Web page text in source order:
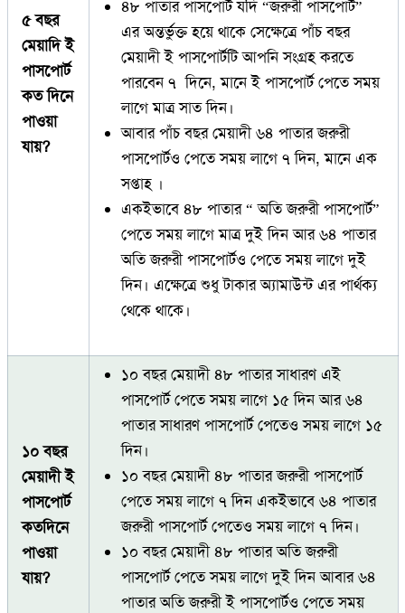
৫ বছর
মেয়াদি ই
পাসপোর্ট
কত দিনে
পাওয়া
যায়?
৪৮ পাতার পাসপোর্ট যদি “জরুরী পাসপোর্ট”
এর অন্তর্ভুক্ত হয়ে থাকে সেক্ষেত্রে পাঁচ বছর
মেয়াদী ই পাসপোর্টটি আপনি সংগ্রহ করতে
পারবেন ৭ দিনে, মানে ই পাসপোর্ট পেতে সময়
লাগে মাত্র সাত দিন।
আবার পাঁচ বছর মেয়াদী ৬৪ পাতার জরুরী
পাসপোর্টও পেতে সময় লাগে ৭ দিন, মানে এক
সপ্তাহ ।
একইভাবে ৪৮ পাতার “ অতি জরুরী পাসপোর্ট”
পেতে সময় লাগে মাত্র দুই দিন আর ৬৪ পাতার
অতি জরুরী পাসপোর্টও পেতে সময় লাগে দুই
দিন। এক্ষেত্রে শুধু টাকার অ্যামাউন্ট এর পার্থক্য
থেকে থাকে।
১০ বছর
মেয়াদী ই
পাসপোর্ট
কতদিনে
পাওয়া
যায়?
১০ বছর মেয়াদী ৪৮ পাতার সাধারণ এই
পাসপোর্ট পেতে সময় লাগে ১৫ দিন আর ৬৪
পাতার সাধারণ পাসপোর্ট পেতেও সময় লাগে ১৫
দিন।
১০ বছর মেয়াদী ৪৮ পাতার জরুরী পাসপোর্ট
পেতে সময় লাগে ৭ দিন একইভাবে ৬৪ পাতার
জরুরী পাসপোর্ট পেতেও সময় লাগে ৭ দিন।
১০ বছর মেয়াদী ৪৮ পাতার অতি জরুরী
পাসপোর্ট পেতে সময় লাগে দুই দিন আবার ৬৪
পাতার অতি জরুরী ই পাসপোর্টও পেতে সময়